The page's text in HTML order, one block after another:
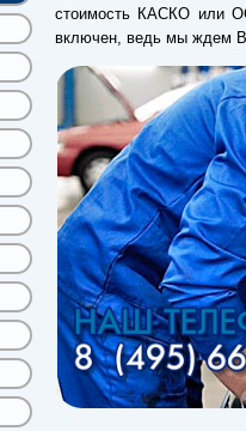
стоимость КАСКО или
включен, ведь мы ждем